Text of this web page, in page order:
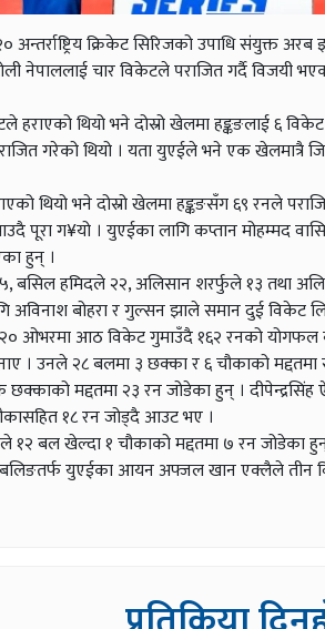
अन्तर्राष्ट्रिय क्रिकेट सिरिजको उपाधि संयुक्त
चार विकेटले पराजित गर्दै विजयी
थियो भने दोस्रो खेलमा हङ्कङलाई ६
गरेको थियो । यता युएईले भने एक खेलमात्रै
थियो भने दोस्रो खेलमा हङ्कङसँग ६९ रनले
पूरा ग¥यो । युएईका लागि कप्तान मोहम्मद
हुन् ।
बसिल हमिदले २२, अलिसान शरर्फुले १३ तथा
अविनाश बोहरा र गुल्सन झाले समान दुई
२० ओभरमा आठ विकेट गुमाउँदै १६२ रनको योगफल
। उनले २८ बलमा ३ छक्का र ६ चौकाको
मद्दतमा २३ रन जोडेका हुन् ।
१८ रन जोड्दै आउट भए ।
बल खेल्दा १ चौकाको मद्दतमा ७ रन जोडेका
युएईका आयन अफ्जल खान एक्लैले तीन